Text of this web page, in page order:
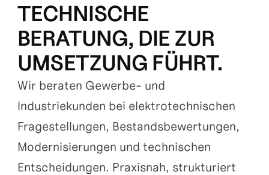
TECHNISCHE
BERATUNG, DIE ZUR
UMSETZUNG FÜHRT.
Wir beraten Gewerbe- und
Industriekunden bei elektrotechnischen
Fragestellungen, Bestandsbewertungen,
Modernisierungen und technischen
Entscheidungen. Praxisnah, strukturiert